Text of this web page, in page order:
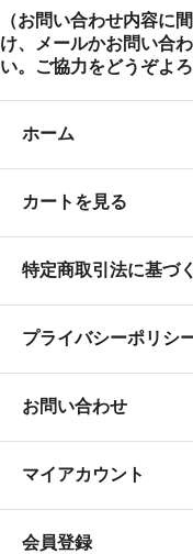
（お問い合わせ内容に
け、メールかお問い合
い。ご協力をどうぞよ
ホーム
カートを見る
特定商取引法に基づ
プライバシーポリシ
お問い合わせ
マイアカウント
会員登録